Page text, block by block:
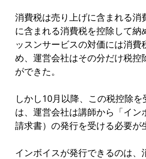
消費税は売り上げに含まれる消
に含まれる消費税を控除して納
ッスンサービスの対価には消費
め、運営会社はその分だけ税控
ができた。
しかし10月以降、この税控除を
は、運営会社は講師から「イン
請求書）の発行を受ける必要が
インボイスが発行できるのは、